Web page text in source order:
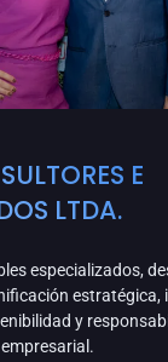
E
LTDA.
especializados,
estratégica,
y